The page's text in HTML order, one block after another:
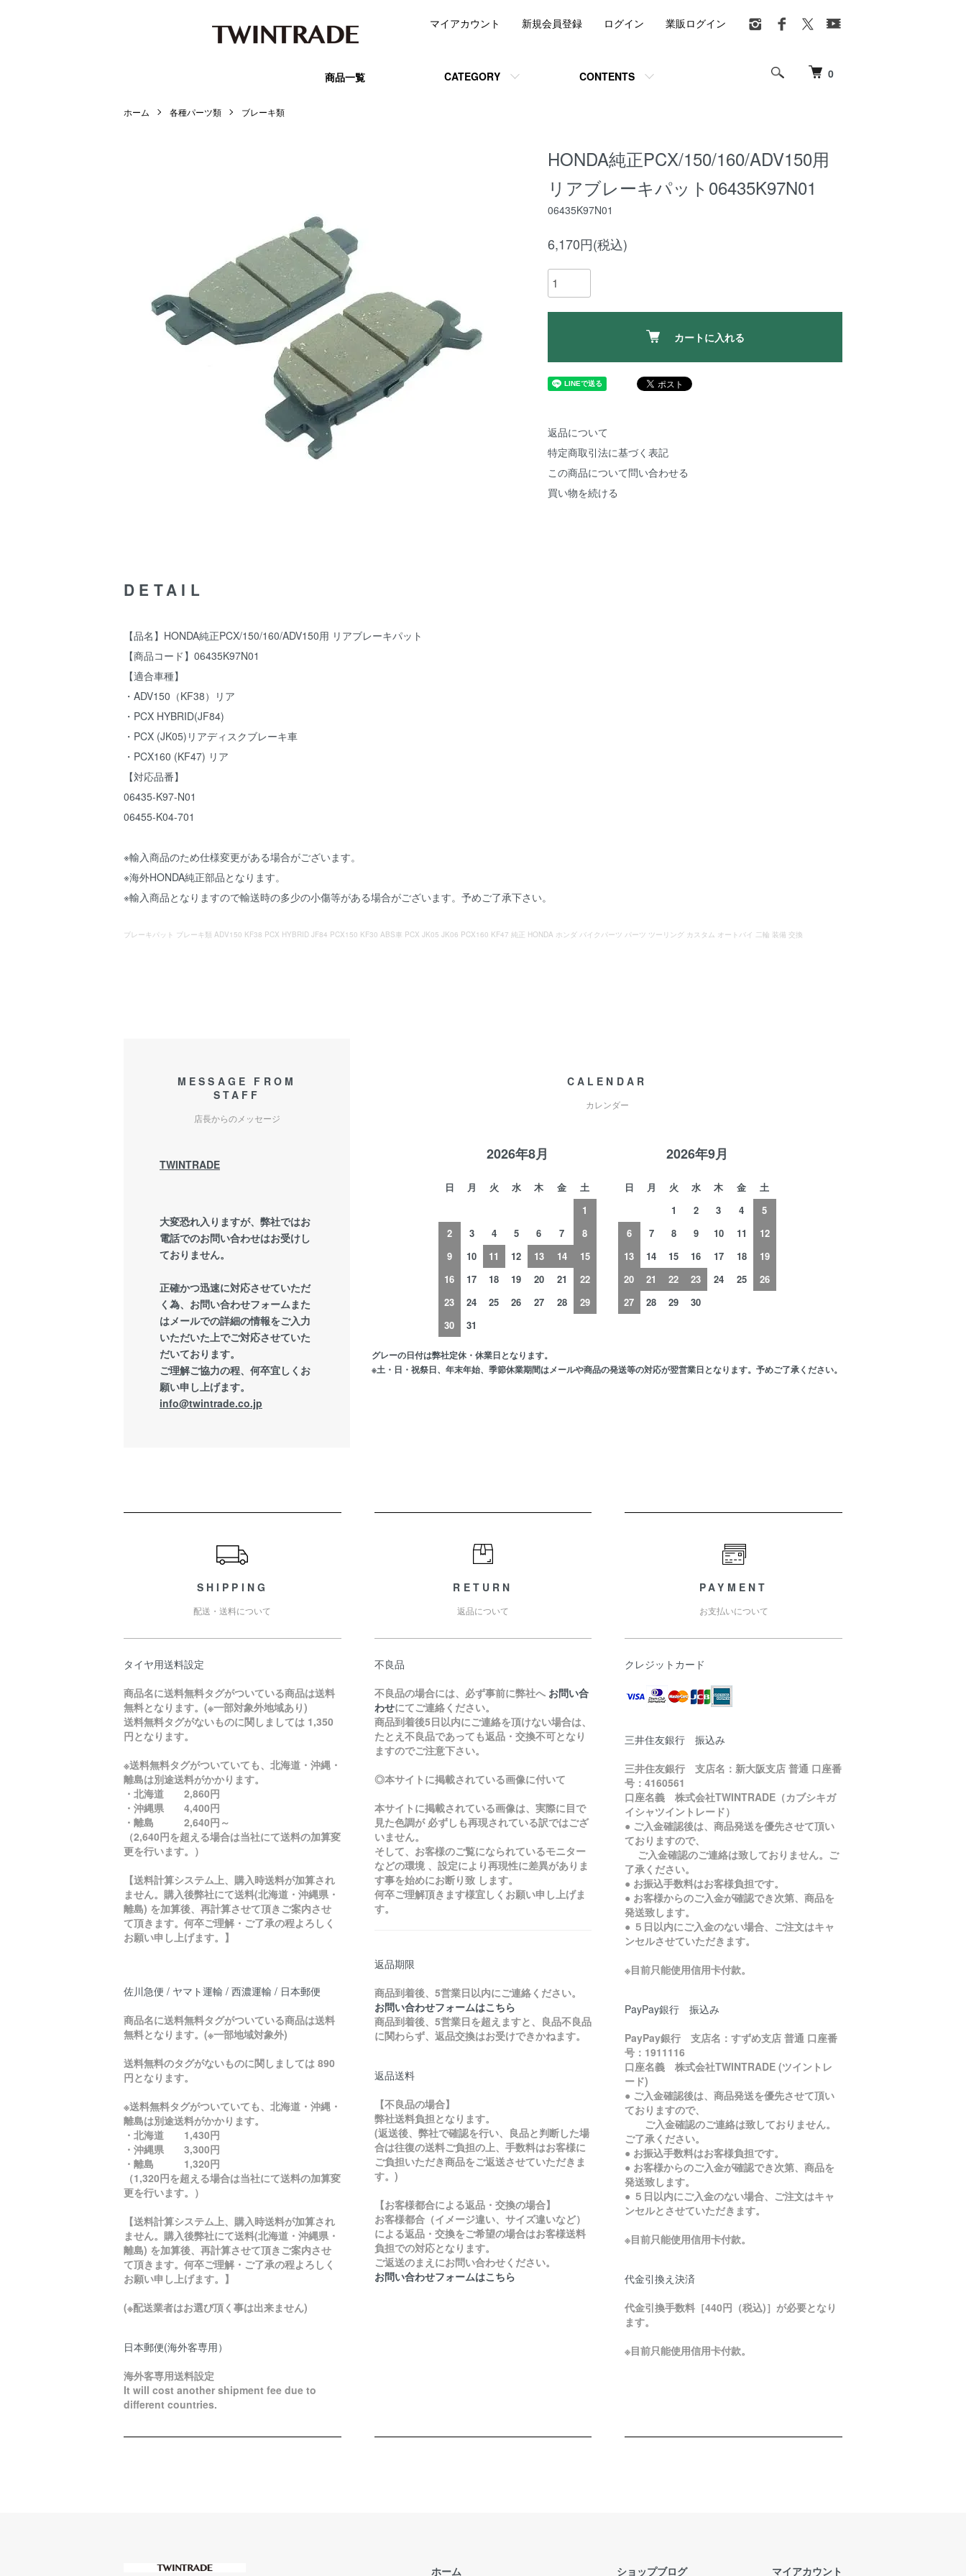
0
商品一覧 CATEGORY CONTENTS
マイアカウント 新規会員登録 ログイン 業販ログイン
ホーム 各種パーツ類 ブレーキ類
HONDA純正PCX/150/160/ADV150用
リアブレーキパット06435K97N01
06435K97N01
6,170円(税込)
カートに入れる
返品について
特定商取引法に基づく表記
この商品について問い合わせる
買い物を続ける
DETAIL
【品名】HONDA純正PCX/150/160/ADV150用 リアブレーキパット
【商品コード】06435K97N01
【適合車種】
・ADV150（KF38）リア
・PCX HYBRID(JF84)
・PCX (JK05)リアディスクブレーキ車
・PCX160 (KF47) リア
【対応品番】
06435-K97-N01
06455-K04-701
※輸入商品のため仕様変更がある場合がございます。
※海外HONDA純正部品となります。
※輸入商品となりますので輸送時の多少の小傷等がある場合がございます。予めご了承下さい。
ブレーキパット ブレーキ類 ADV150 KF38 PCX HYBRID JF84 PCX150 KF30 ABS車 PCX JK05 JK06 PCX160 KF47 純正 HONDA ホンダ バイクパーツ パーツ ツーリング カスタム オートバイ 二輪 装備 交換
MESSAGE FROM
STAFF
店長からのメッセージ
TWINTRADE
大変恐れ入りますが、弊社ではお
電話でのお問い合わせはお受けし
ておりません。
正確かつ迅速に対応させていただ
く為、お問い合わせフォームまた
はメールでの詳細の情報をご入力
いただいた上でご対応させていた
だいております。
ご理解ご協力の程、何卒宜しくお
願い申し上げます。
info@twintrade.co.jp
CALENDAR
カレンダー
2026年8月
日 月 火 水 木 金
土
1
2
3 4 5 6 7
8
9
10 11 12 13 14
15
16
17 18 19 20 21
22
23
24 25 26 27 28
29
30
31
2026年9月
日 月 火 水 木 金
土
1
2 3 4
5
6
7 8 9 10 11
12
13
14 15 16 17 18
19
20
21 22 23 24 25
26
27
28 29 30
グレーの日付は弊社定休・休業日となります。
※土・日・祝祭日、年末年始、季節休業期間はメールや商品の発送等の対応が翌営業日となります。予めご了承ください。
SHIPPING
配送・送料について
タイヤ用送料設定
商品名に送料無料タグがついている商品は送料
無料となります。(※一部対象外地域あり)
送料無料タグがないものに関しましては 1,350
円となります。
※送料無料タグがついていても、北海道・沖縄・
離島は別途送料がかかります。
・北海道 2,860円
・沖縄県 4,400円
・離島 2,640円～
（2,640円を超える場合は当社にて送料の加算変
更を行います。）
【送料計算システム上、購入時送料が加算され
ません。購入後弊社にて送料(北海道・沖縄県・
離島) を加算後、再計算させて頂きご案内させ
て頂きます。何卒ご理解・ご了承の程よろしく
お願い申し上げます。】
佐川急便 / ヤマト運輸 / 西濃運輸 / 日本郵便
商品名に送料無料タグがついている商品は送料
無料となります。(※一部地域対象外)
送料無料のタグがないものに関しましては 890
円となります。
※送料無料タグがついていても、北海道・沖縄・
離島は別途送料がかかります。
・北海道 1,430円
・沖縄県 3,300円
・離島 1,320円
（1,320円を超える場合は当社にて送料の加算変
更を行います。）
【送料計算システム上、購入時送料が加算され
ません。購入後弊社にて送料(北海道・沖縄県・
離島) を加算後、再計算させて頂きご案内させ
て頂きます。何卒ご理解・ご了承の程よろしく
お願い申し上げます。】
(※配送業者はお選び頂く事は出来ません)
日本郵便(海外客専用）
海外客専用送料設定
It will cost another shipment fee due to
different countries.
RETURN
返品について
不良品
不良品の場合には、必ず事前に弊社へ お問い合
わせにてご連絡ください。
商品到着後5日以内にご連絡を頂けない場合は、
たとえ不良品であっても返品・交換不可となり
ますのでご注意下さい。
◎本サイトに掲載されている画像に付いて
本サイトに掲載されている画像は、実際に目で
見た色調が 必ずしも再現されている訳ではござ
いません。
そして、お客様のご覧になられているモニター
などの環境 、設定により再現性に差異がありま
す事を始めにお断り致 します。
何卒ご理解頂きます様宜しくお願い申し上げま
す。
返品期限
商品到着後、5営業日以内にご連絡ください。
お問い合わせフォームはこちら
商品到着後、5営業日を超えますと、良品不良品
に関わらず、返品交換はお受けできかねます。
返品送料
【不良品の場合】
弊社送料負担となります。
(返送後、弊社で確認を行い、良品と判断した場
合は往復の送料ご負担の上、手数料はお客様に
ご負担いただき商品をご返送させていただきま
す。)
【お客様都合による返品・交換の場合】
お客様都合（イメージ違い、サイズ違いなど）
による返品・交換をご希望の場合はお客様送料
負担での対応となります。
ご返送のまえにお問い合わせください。
お問い合わせフォームはこちら
PAYMENT
お支払いについて
クレジットカード
三井住友銀行 振込み
三井住友銀行 支店名：新大阪支店 普通 口座番
号：4160561
口座名義 株式会社TWINTRADE（カブシキガ
イシャツイントレード）
● ご入金確認後は、商品発送を優先させて頂い
ておりますので、
ご入金確認のご連絡は致しておりません。ご
了承ください。
● お振込手数料はお客様負担です。
● お客様からのご入金が確認でき次第、商品を
発送致します。
● ５日以内にご入金のない場合、ご注文はキャ
ンセルさせていただきます。
※目前只能使用信用卡付款。
PayPay銀行 振込み
PayPay銀行 支店名：すずめ支店 普通 口座番
号：1911116
口座名義 株式会社TWINTRADE (ツイントレ
ード)
● ご入金確認後は、商品発送を優先させて頂い
ておりますので、
ご入金確認のご連絡は致しておりません。
ご了承ください。
● お振込手数料はお客様負担です。
● お客様からのご入金が確認でき次第、商品を
発送致します。
● ５日以内にご入金のない場合、ご注文はキャ
ンセルとさせていただきます。
※目前只能使用信用卡付款。
代金引換え決済
代金引換手数料［440円（税込)］が必要となり
ます。
※目前只能使用信用卡付款。
ホーム ショップブログ マイアカウント